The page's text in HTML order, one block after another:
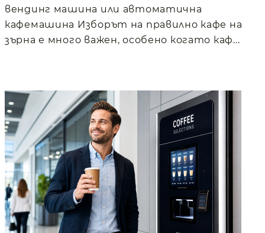
вендинг машина или автоматична
кафемашина Изборът на правилно кафе на
зърна е много важен, особено когато каф...